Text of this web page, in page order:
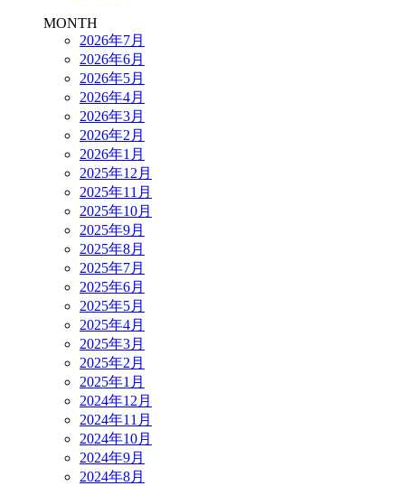
MONTH
2026年7月
2026年6月
2026年5月
2026年4月
2026年3月
2026年2月
2026年1月
2025年12月
2025年11月
2025年10月
2025年9月
2025年8月
2025年7月
2025年6月
2025年5月
2025年4月
2025年3月
2025年2月
2025年1月
2024年12月
2024年11月
2024年10月
2024年9月
2024年8月